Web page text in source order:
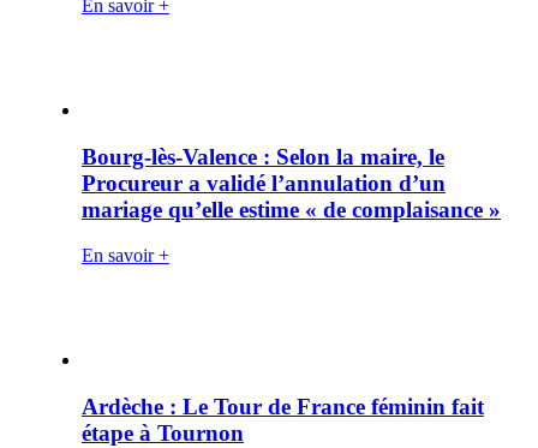
En savoir +
Bourg-lès-Valence : Selon la maire, le
Procureur a validé l’annulation d’un
mariage qu’elle estime « de complaisance »
En savoir +
Ardèche : Le Tour de France féminin fait
étape à Tournon